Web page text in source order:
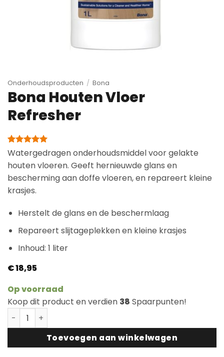
Onderhoudsproducten / Bona
Bona Houten Vloer
Refresher
Gewaardeerd
5 op 5
gebaseerd
op
1
klantbeoordeling
Watergedragen onderhoudsmiddel voor gelakte
houten vloeren. Geeft hernieuwde glans en
bescherming aan doffe vloeren, en repareert kleine
krasjes.
Herstelt de glans en de beschermlaag
Repareert slijtageplekken en kleine krasjes
Inhoud: 1 liter
€18,95
Op voorraad
Koop dit product en verdien 38 Spaarpunten!
Bona Houten Vloer Refresher aantal
Toevoegen aan winkelwagen